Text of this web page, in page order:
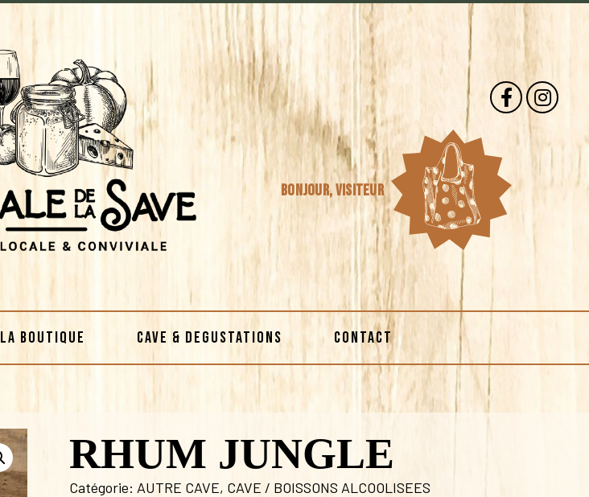
Bonjour,visiteur
LA BOUTIQUE CAVE & DEGUSTATIONS CONTACT
RHUM JUNGLE
Catégorie: AUTRE CAVE, CAVE / BOISSONS ALCOOLISEES